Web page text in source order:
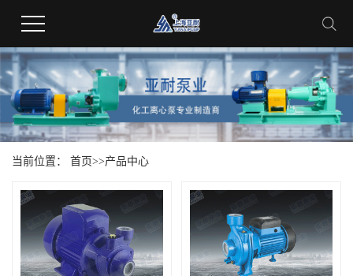
当前位置： 首页>>产品中心